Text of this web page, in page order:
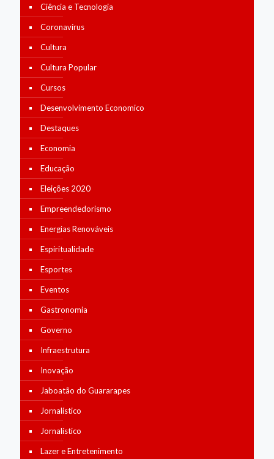
Ciência e Tecnologia
Coronavírus
Cultura
Cultura Popular
Cursos
Desenvolvimento Economico
Destaques
Economia
Educação
Eleições 2020
Empreendedorismo
Energias Renováveis
Espiritualidade
Esportes
Eventos
Gastronomia
Governo
Infraestrutura
Inovação
Jaboatão do Guararapes
Jornalístico
Jornalístico
Lazer e Entretenimento